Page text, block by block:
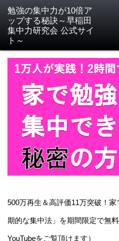
500万再生＆高評価11万突破！
期的な集中法」を期間限定で無
YouTubeをご覧頂けます）